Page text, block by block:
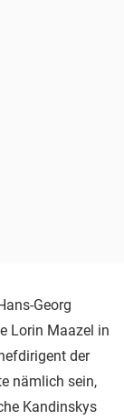
Georg
Lorin Maazel in
der
nämlich sein,
Kandinskys